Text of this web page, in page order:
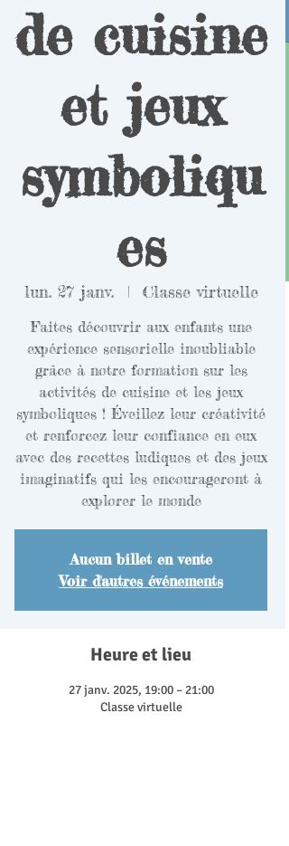
de cuisine
et jeux
symboliqu
es
lun. 27 janv.
  |
Classe virtuelle
Faites découvrir aux enfants une
expérience sensorielle inoubliable
grâce à notre formation sur les
activités de cuisine et les jeux
symboliques ! Éveillez leur créativité
et renforcez leur confiance en eux
avec des recettes ludiques et des jeux
imaginatifs qui les encourageront à
explorer le monde
Aucun billet en vente
Voir d'autres événements
Heure et lieu
27 janv. 2025, 19:00 – 21:00
Classe virtuelle